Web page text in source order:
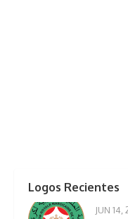
Logos Recientes
JUN 14,